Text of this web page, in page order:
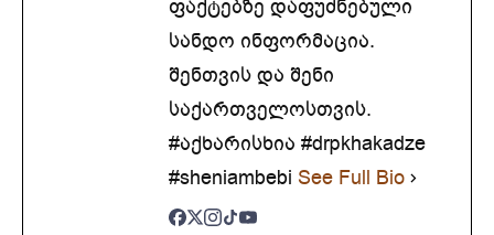
ფაქტებზე დაფუძნებული
სანდო ინფორმაცია.
შენთვის და შენი
საქართველოსთვის.
#აქხარისხია #drpkhakadze
#sheniambebi See Full Bio